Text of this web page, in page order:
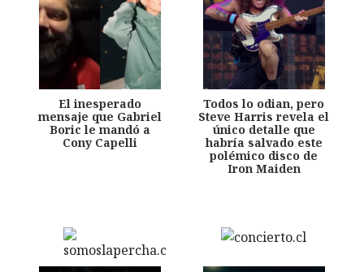
El inesperado
mensaje que Gabriel
Boric le mandó a
Cony Capelli
Todos lo odian, pero
Steve Harris revela el
único detalle que
habría salvado este
polémico disco de
Iron Maiden